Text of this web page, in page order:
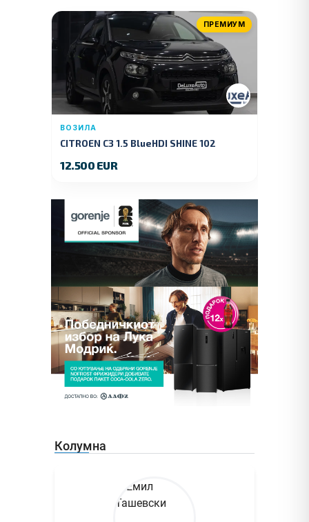
ПРЕМИУМ
ВОЗИЛА
CITROEN C3 1.5 BlueHDI SHINE 102
12.500 EUR
Колумна